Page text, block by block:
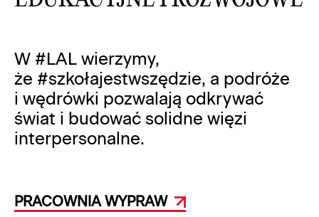
W #LAL wierzymy,
że #szkołajestwszędzie, a podróże
i wędrówki pozwalają odkrywać
świat i budować solidne więzi
interpersonalne.
PRACOWNIA WYPRAW